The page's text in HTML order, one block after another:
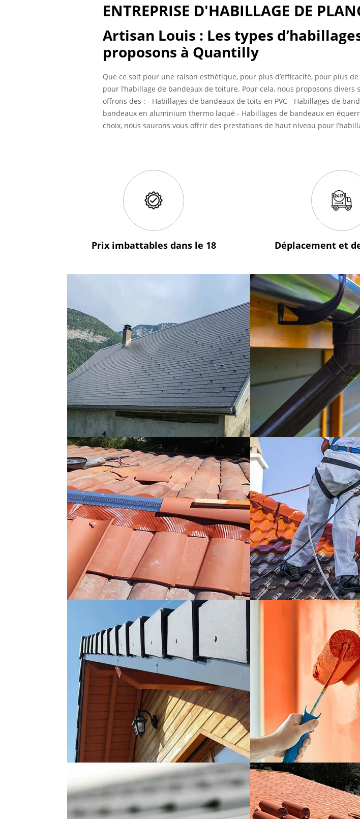
ENTREPRISE D'HABILLAGE DE
Artisan Louis : Les types
proposons à Quantilly
Que ce soit pour une raison esthétique, pour plus d’efficacité, pour plus
pour l’habillage de bandeaux de toiture. Pour cela, nous proposons
offrons des : - Habillages de bandeaux de toits en PVC - Habillages de
bandeaux en aluminium thermo laqué - Habillages de bandeaux en
choix, nous saurons vous offrir des prestations de haut niveau pour
Prix imbattables dans le 18 Déplacement et